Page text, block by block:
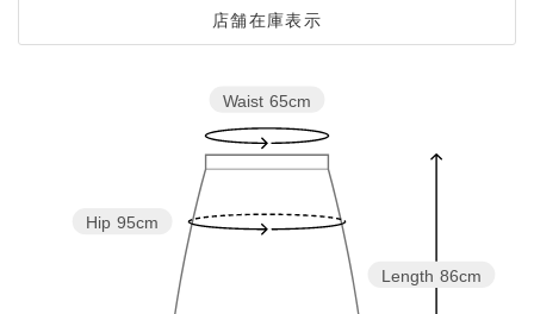
店舗在庫表示
Length 86cm
Hip 95cm
Waist 65cm